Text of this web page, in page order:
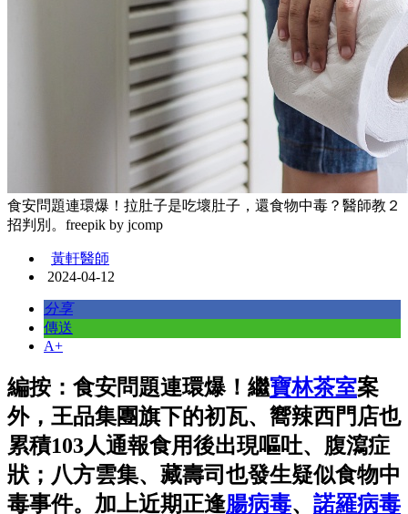
食安問題連環爆！拉肚子是吃壞肚子，還食物中毒？醫師教２
招判別。freepik by jcomp
黃軒醫師
2024-04-12
分享
傳送
A+
編按：食安問題連環爆！繼寶林茶室案
外，王品集團旗下的初瓦、嚮辣西門店也
累積103人通報食用後出現嘔吐、腹瀉症
狀；八方雲集、藏壽司也發生疑似食物中
毒事件。加上近期正逢腸病毒、 諾羅病毒